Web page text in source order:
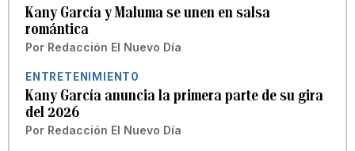
Kany García y Maluma se unen en salsa
romántica
Por Redacción El Nuevo Día
ENTRETENIMIENTO
Kany García anuncia la primera parte de su gira
del 2026
Por Redacción El Nuevo Día